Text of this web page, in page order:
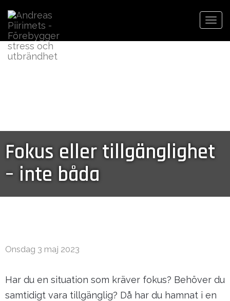
Fokus eller tillgänglighet
– inte båda
Onsdag 3 maj 2023
Har du en situation som kräver fokus? Behöver du
samtidigt vara tillgänglig? Då har du hamnat i en